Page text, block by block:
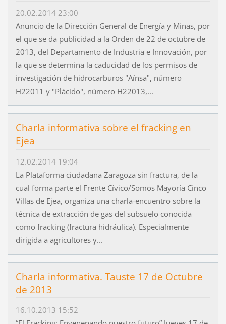
20.02.2014 23:00
Anuncio de la Dirección General de Energía y Minas, por
el que se da publicidad a la Orden de 22 de octubre de
2013, del Departamento de Industria e Innovación, por
la que se determina la caducidad de los permisos de
investigación de hidrocarburos "Aínsa", número
H22011 y "Plácido", número H22013,...
Charla informativa sobre el fracking en
Ejea
12.02.2014 19:04
La Plataforma ciudadana Zaragoza sin fractura, de la
cual forma parte el Frente Cívico/Somos Mayoría Cinco
Villas de Ejea, organiza una charla-encuentro sobre la
técnica de extracción de gas del subsuelo conocida
como fracking (fractura hidráulica). Especialmente
dirigida a agricultores y...
Charla informativa. Tauste 17 de Octubre
de 2013
16.10.2013 15:52